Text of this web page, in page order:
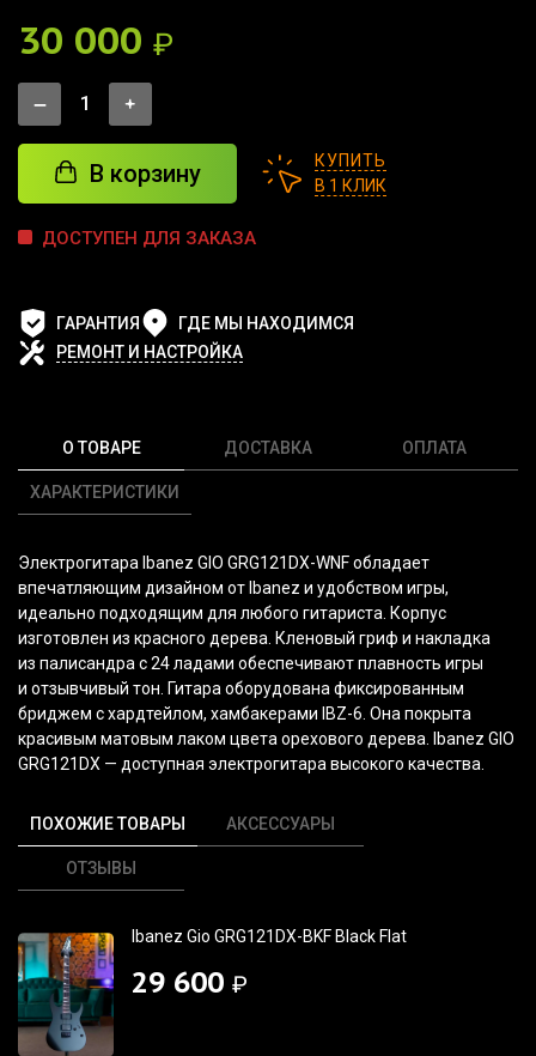
30 000 ₽
В корзину
КУПИТЬ
В 1 КЛИК
ДОСТУПЕН ДЛЯ ЗАКАЗА
ГАРАНТИЯ
ГДЕ МЫ НАХОДИМСЯ
РЕМОНТ И НАСТРОЙКА
О ТОВАРЕ
ХАРАКТЕРИСТИКИ
ДОСТАВКА ОПЛАТА
Электрогитара Ibanez GIO GRG121DX-WNFобладает
впечатляющим дизайном от Ibanez и удобством игры,
идеально подходящим для любого гитариста. Корпус
изготовлен из красного дерева. Кленовый гриф и накладка
из палисандра с 24 ладами обеспечивают плавность игры
и отзывчивый тон. Гитара оборудована фиксированным
бриджем с хардтейлом, хамбакерами IBZ-6. Она покрыта
красивым матовым лаком цвета орехового дерева. Ibanez GIO
GRG121DX — доступная электрогитара высокого качества.
ПОХОЖИЕ ТОВАРЫ АКСЕССУАРЫ
ОТЗЫВЫ
Ibanez Gio GRG121DX-BKF Black Flat
29 600 ₽